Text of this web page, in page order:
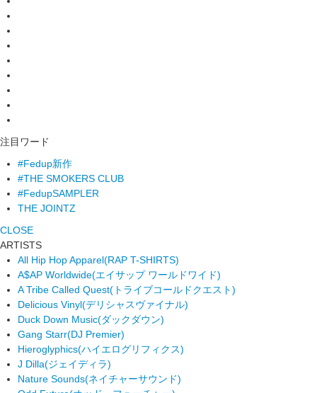
注目ワード
#Fedup新作
#THE SMOKERS CLUB
#FedupSAMPLER
THE JOINTZ
CLOSE
ARTISTS
All Hip Hop Apparel(RAP T-SHIRTS)
A$AP Worldwide(エイサップ ワールドワイド)
A Tribe Called Quest(トライブコールドクエスト)
Delicious Vinyl(デリシャスヴァイナル)
Duck Down Music(ダックダウン)
Gang Starr(DJ Premier)
Hieroglyphics(ハイエログリフィクス)
J Dilla(ジェイディラ)
Nature Sounds(ネイチャーサウンド)